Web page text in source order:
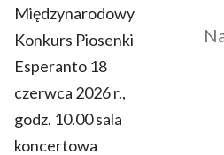
Międzynarodowy
Konkurs Piosenki
Esperanto 18
czerwca 2026 r.,
godz. 10.00 sala
koncertowa